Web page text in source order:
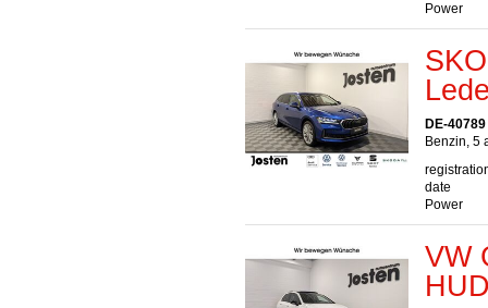
Power
DE-
Benzin, 5
date
Power
VW